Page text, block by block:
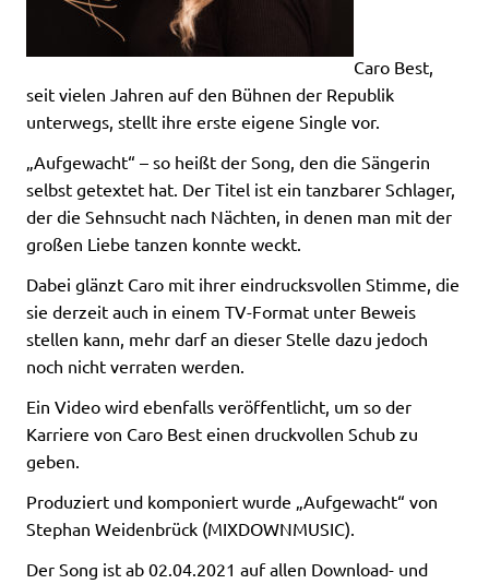
Caro Best,
seit vielen Jahren auf den Bühnen der Republik
unterwegs, stellt ihre erste eigene Single vor.
„Aufgewacht“ – so heißt der Song, den die Sängerin
selbst getextet hat. Der Titel ist ein tanzbarer Schlager,
der die Sehnsucht nach Nächten, in denen man mit der
großen Liebe tanzen konnte weckt.
Dabei glänzt Caro mit ihrer eindrucksvollen Stimme, die
sie derzeit auch in einem TV-Format unter Beweis
stellen kann, mehr darf an dieser Stelle dazu jedoch
noch nicht verraten werden.
Ein Video wird ebenfalls veröffentlicht, um so der
Karriere von Caro Best einen druckvollen Schub zu
geben.
Produziert und komponiert wurde „Aufgewacht“ von
Stephan Weidenbrück (MIXDOWNMUSIC).
Der Song ist ab 02.04.2021 auf allen Download- und